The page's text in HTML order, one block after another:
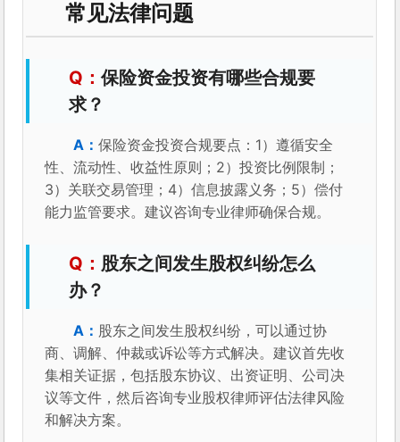
常见法律问题
保险资金投资有哪些合规要
求？
保险资金投资合规要点：1）遵循安全
性、流动性、收益性原则；2）投资比例限制；
3）关联交易管理；4）信息披露义务；5）偿付
能力监管要求。建议咨询专业律师确保合规。
股东之间发生股权纠纷怎么
办？
股东之间发生股权纠纷，可以通过协
商、调解、仲裁或诉讼等方式解决。建议首先收
集相关证据，包括股东协议、出资证明、公司决
议等文件，然后咨询专业股权律师评估法律风险
和解决方案。